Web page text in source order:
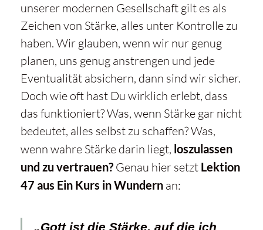
unserer modernen Gesellschaft gilt es als
Zeichen von Stärke, alles unter Kontrolle zu
haben. Wir glauben, wenn wir nur genug
planen, uns genug anstrengen und jede
Eventualität absichern, dann sind wir sicher.
Doch wie oft hast Du wirklich erlebt, dass
das funktioniert? Was, wenn Stärke gar nicht
bedeutet, alles selbst zu schaffen? Was,
wenn wahre Stärke darin liegt, loszulassen
und zu vertrauen?Genau hier setzt Lektion
47 aus Ein Kurs in Wundernan:
„Gott ist die Stärke, auf die ich